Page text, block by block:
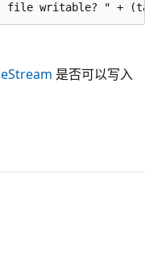
是否可以写入